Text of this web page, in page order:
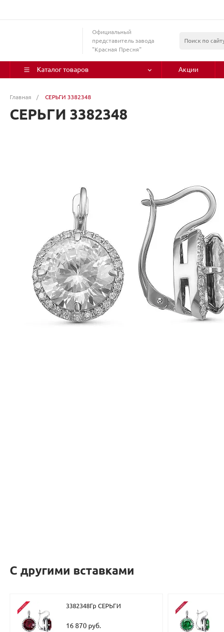
Официальный
представитель завода
"Красная Пресня"
Каталог товаров Акции
Главная / СЕРЬГИ 3382348
СЕРЬГИ 3382348
С другими вставками
3382348Гр СЕРЬГИ
16 870 руб.